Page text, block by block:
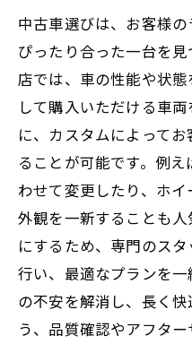
中古車選びは、お客様
ぴったり合った一台を
店では、車の性能や状
して購入いただける車
に、カスタムによって
ることが可能です。例
わせて変更したり、ホ
外観を一新することも
にするため、専門のス
行い、最適なプランを
の不安を解消し、長く
う、品質確認やアフタ